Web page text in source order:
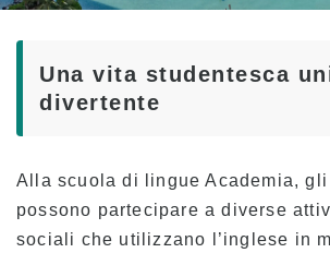
Posizione e strutture di
Avanzamento all’università
Testimonianze
Una vita studentesca
divertente
Alla scuola di lingue Academia,
possono partecipare a diverse
sociali che utilizzano l’inglese in